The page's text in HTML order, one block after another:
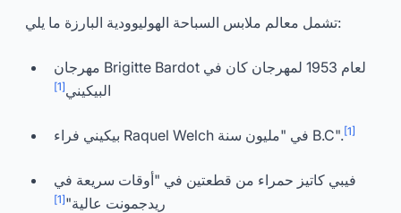
تشمل معالم ملابس السباحة الهوليوودية البارزة ما يلي:
مهرجان Brigitte Bardot لعام 1953 لمهرجان كان في
البيكيني[1]
بيكيني فراء Raquel Welch في "مليون سنة B.C".[1]
فيبي كاتيز حمراء من قطعتين في "أوقات سريعة في
ريدجمونت عالية"[1]